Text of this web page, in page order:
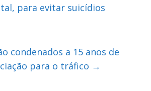
para evitar suicídios
condenados a 15 anos de
para o tráfico →